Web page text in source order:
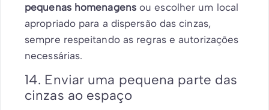
pequenas homenagensou escolher um local
apropriado para a dispersão das cinzas,
sempre respeitando as regras e autorizações
necessárias.
14. Enviar uma pequena parte das
cinzas ao espaço